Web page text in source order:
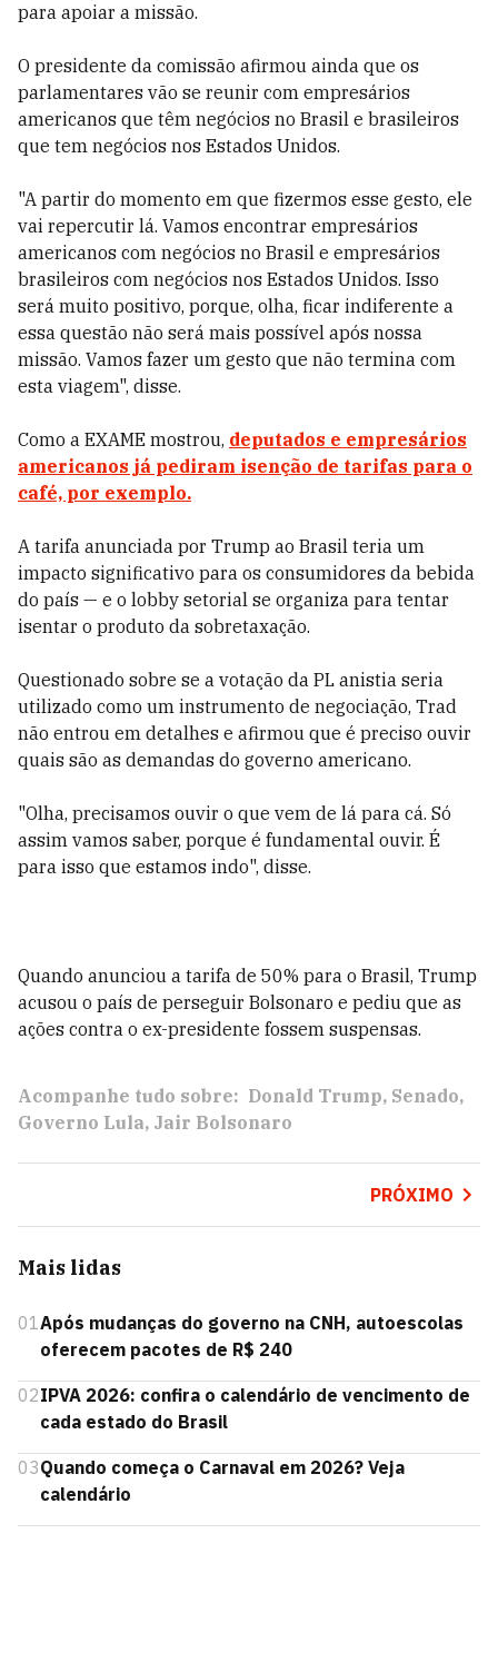
para apoiar a missão.
O presidente da comissão afirmou ainda que os
parlamentares vão se reunir com empresários
americanos que têm negócios no Brasil e brasileiros
que tem negócios nos Estados Unidos.
"A partir do momento em que fizermos esse gesto, ele
vai repercutir lá. Vamos encontrar empresários
americanos com negócios no Brasil e empresários
brasileiros com negócios nos Estados Unidos. Isso
será muito positivo, porque, olha, ficar indiferente a
essa questão não será mais possível após nossa
missão. Vamos fazer um gesto que não termina com
esta viagem", disse.
Como a EXAME mostrou, deputados e empresários
americanos já pediram isenção de tarifas para o
café, por exemplo.
A tarifa anunciada por Trump ao Brasil teria um
impacto significativo para os consumidores da bebida
do país — e o lobby setorial se organiza para tentar
isentar o produto da sobretaxação.
Questionado sobre se a votação da PL anistia seria
utilizado como um instrumento de negociação, Trad
não entrou em detalhes e afirmou que é preciso ouvir
quais são as demandas do governo americano.
"Olha, precisamos ouvir o que vem de lá para cá. Só
assim vamos saber, porque é fundamental ouvir. É
para isso que estamos indo", disse.
Quando anunciou a tarifa de 50% para o Brasil, Trump
acusou o país de perseguir Bolsonaro e pediu que as
ações contra o ex-presidente fossem suspensas.
Acompanhe tudo sobre: Donald Trump Senado
Governo Lula Jair Bolsonaro
PRÓXIMO
Mais lidas
01Após mudanças do governo na CNH, autoescolas
oferecem pacotes de R$ 240
02IPVA 2026: confira o calendário de vencimento de
cada estado do Brasil
03Quando começa o Carnaval em 2026? Veja
calendário